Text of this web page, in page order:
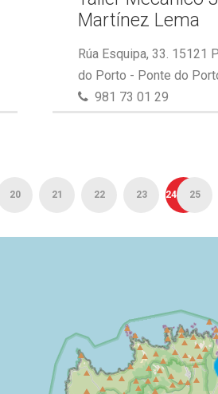
Martínez Lema
Rúa Esquipa, 33. 15121
do Porto - Ponte do
981 73 01 29
20 21 22 23 24 25